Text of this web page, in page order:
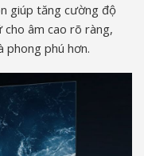
giúp tăng cường độ
âm cao rõ ràng,
phong phú hơn.